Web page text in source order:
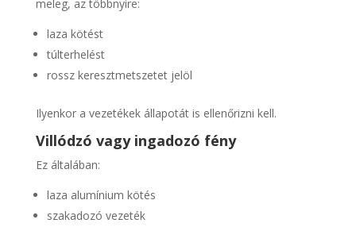
meleg, az többnyire:
laza kötést
túlterhelést
rossz keresztmetszetet jelöl
Ilyenkor a vezetékek állapotát is ellenőrizni kell.
Villódzó vagy ingadozó fény
Ez általában:
laza alumínium kötés
szakadozó vezeték